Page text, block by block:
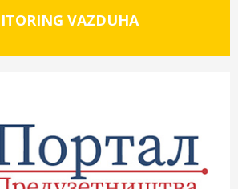
VAZDUHA